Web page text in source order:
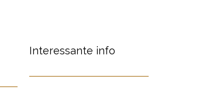
Interessante info